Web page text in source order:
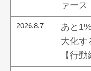
ァース
2026.8.7
あと
大化す
【行動